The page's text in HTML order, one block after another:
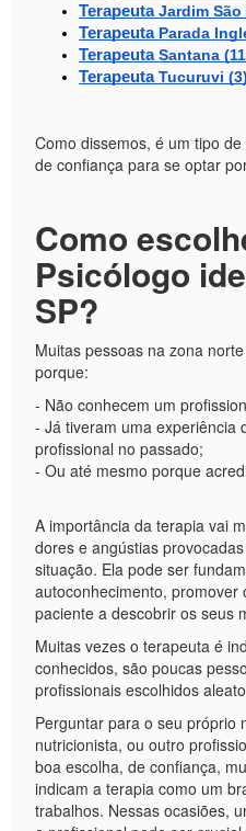
Terapeuta Jardim São
Terapeuta Parada
Terapeuta Santana
Terapeuta Tucuruvi (3)
Como dissemos, é um tipo
de confiança para se optar
Como
Psicólogo
SP?
Muitas pessoas na zona
porque:
- Não conhecem um
- Já tiveram uma experiência
profissional no passado;
- Ou até mesmo porque
A importância da terapia vai
dores e angústias
situação. Ela pode ser
autoconhecimento, promover
paciente a descobrir os seus
Muitas vezes o terapeuta é
conhecidos, são poucas
profissionais escolhidos
Perguntar para o seu próprio
nutricionista, ou outro
boa escolha, de confiança,
indicam a terapia como um
trabalhos. Nessas ocasiões,